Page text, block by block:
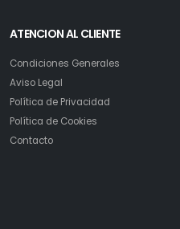
ATENCION AL CLIENTE
Condiciones Generales
Aviso Legal
Política de Privacidad
Política de Cookies
Contacto